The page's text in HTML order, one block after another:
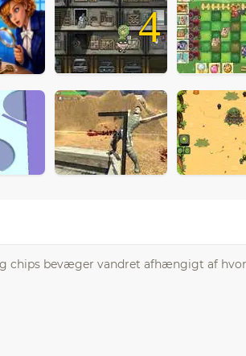
4
chips bevæger vandret afhængigt af